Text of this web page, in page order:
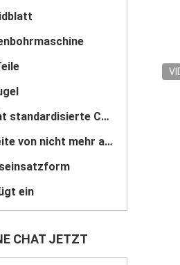
Teile für nicht standardisierte Carbide
mit einer Breite von nicht mehr als 20 mm
ein
CHAT JETZT